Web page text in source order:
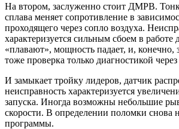
На втором, заслуженно стоит ДМРВ.
сплава меняет сопротивление в
проходящего через сопло воздуха.
характеризуется сильным сбоем в работе
«плавают», мощность падает, и, конечно,
тоже проверка только диагностикой
И замыкает тройку лидеров, датчик
неисправность характеризуется
запуска. Иногда возможны небольшие
скорости. В определении поломки снова
программы.